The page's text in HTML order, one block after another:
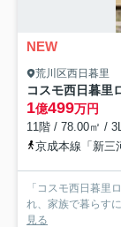
NEW
荒川区西日暮里
コスモ西日暮里
1億499万円
11階 / 78.00㎡ /
京成本線「新三
「コスモ西日暮里
れ、家族で暮らす
見る